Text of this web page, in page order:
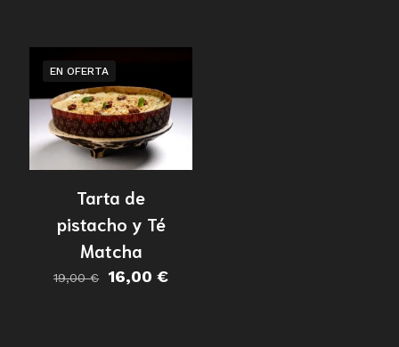
EN OFERTA
Tarta de
pistacho y Té
Matcha
19,00€
El
16,00€El